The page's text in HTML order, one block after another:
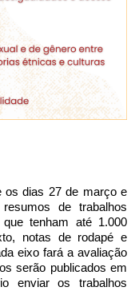
de trabalhos
tenham até 1.000
notas de rodapé e
eixo fará a avaliação
serão publicados em
enviar os trabalhos